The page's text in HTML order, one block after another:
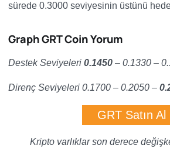
sürede 0.3000 seviyesinin üstünü
Graph GRT Coin Yorum
Destek Seviyeleri 0.1450 – 0.1330 –
Direnç Seviyeleri 0.1700 – 0.2050 –
GRT Satın Al
Kripto varlıklar son derece